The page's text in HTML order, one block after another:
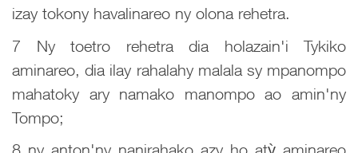
izay tokony havalinareo ny olona rehetra.
7 Ny toetro rehetra dia holazain'i Tykiko
aminareo, dia ilay rahalahy malala sy mpanompo
mahatoky ary namako manompo ao amin'ny
Tompo;